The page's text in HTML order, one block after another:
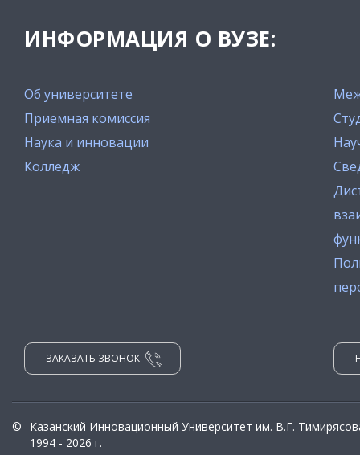
ИНФОРМАЦИЯ О ВУЗЕ:
Об университете
Приемная комиссия
Наука и инновации
Колледж
ЗАКАЗАТЬ ЗВОНОК
©
Казанский Инновационный Университет им. В.Г.
1994 - 2026 г.